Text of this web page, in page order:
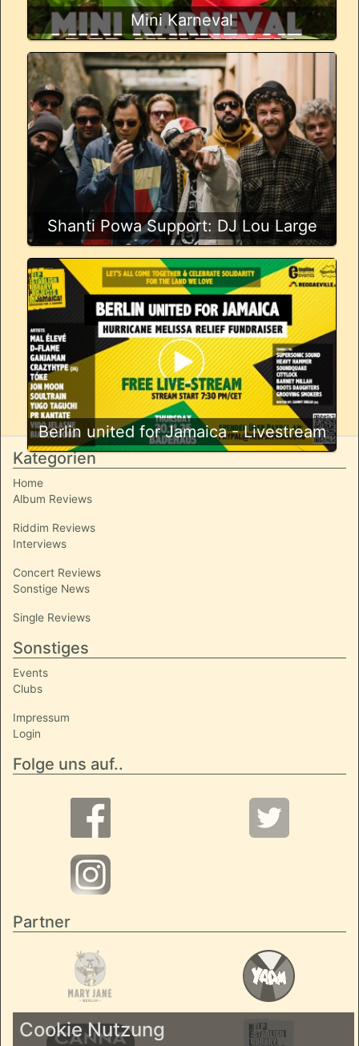
Mini Karneval
Shanti Powa Support: DJ Lou Large
Berlin united for Jamaica - Livestream
Kategorien
Home
Album Reviews
Riddim Reviews
Interviews
Concert Reviews
Sonstige News
Single Reviews
Sonstiges
Events
Clubs
Impressum
Login
Folge uns auf..
Partner
Cookie Nutzung